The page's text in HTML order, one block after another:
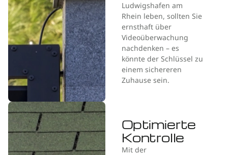
Ludwigshafen am
Rhein leben, sollten Sie
ernsthaft über
Videoüberwachung
nachdenken – es
könnte der Schlüssel zu
einem sichereren
Zuhause sein.
Optimierte
Kontrolle
Mit der